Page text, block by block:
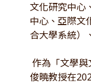
文化研究中心
中心、亞際文
合大學系統）
作為「文學
俊曉教授在